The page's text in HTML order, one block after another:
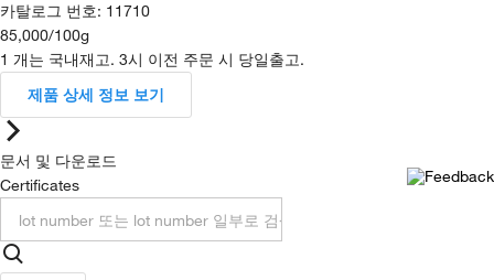
카탈로그 번호: 11710
85,000/100g
1 개는 국내재고. 3시 이전 주문 시 당일출고.
제품 상세 정보 보기
문서 및 다운로드
Certificates